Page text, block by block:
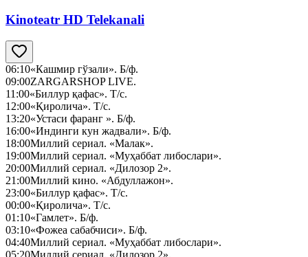
Kinoteatr HD Telekanali
06:10«Кашмир гўзали». Б/ф.
09:00ZARGARSHOP LIVE.
11:00«Биллур қафас». Т/с.
12:00«Қиролича». Т/с.
13:20«Устаси фаранг ». Б/ф.
16:00«Индинги кун жадвали». Б/ф.
18:00Миллий сериал. «Малак».
19:00Миллий сериал. «Муҳаббат либослари».
20:00Миллий сериал. «Дилозор 2».
21:00Миллий кино. «Абдуллажон».
23:00«Биллур қафас». Т/с.
00:00«Қиролича». Т/с.
01:10«Гамлет». Б/ф.
03:10«Фожеа сабабчиси». Б/ф.
04:40Миллий сериал. «Муҳаббат либослари».
05:20Миллий сериал. «Дилозор 2».